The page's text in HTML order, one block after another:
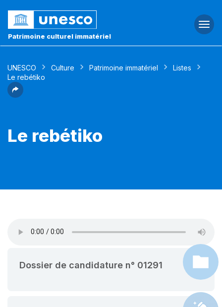
Patrimoine culturel immatériel
UNESCO Culture Patrimoine immatériel
Listes
Le rebétiko
Le rebétiko
Dossier de candidature n° 01291